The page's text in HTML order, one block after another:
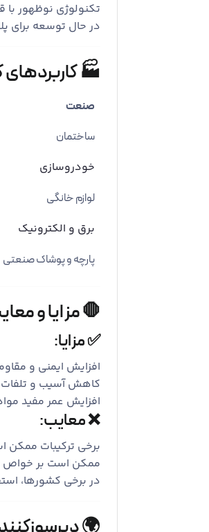
تکنولوژی نوظهور با
در حال توسعه برای
🏭
صنعت
ساختمان
خودروسازی
لوازم خانگی
برق و الکترونیک
پارچه و پوشاک صنعتی
🛑 مزایا و
✅ مزایا:
افزایش ایمنی و
کاهش آسیب و
افزایش عمر مفید
❌ معایب:
برخی ترکیبات ممکن
ممکن است بر خواص
در برخی کشورها،